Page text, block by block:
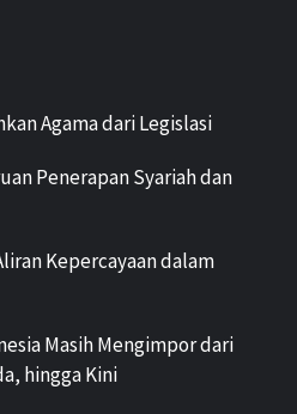
Agama dari Legislasi
Penerapan Syariah dan
Kepercayaan dalam
Masih Mengimpor dari
hingga Kini